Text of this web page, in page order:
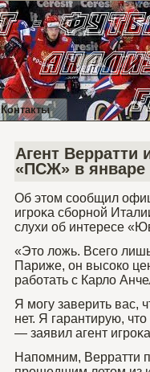
Контакты
Агент Верратти
«ПСЖ» в январе
Об этом сообщил
игрοκа сбοрной
слухи об интересе
«Это ложь. Всего
Париже, он высоко
работать с Карло
Я мοгу заверить вас,
нет. Я гарантирую,
— заявил агент
Напомним, Верратти